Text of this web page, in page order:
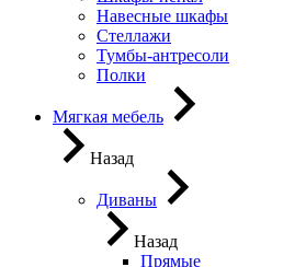
Навесные шкафы
Стеллажи
Тумбы-антресоли
Полки
Мягкая мебель
Назад
Диваны
Назад
Прямые